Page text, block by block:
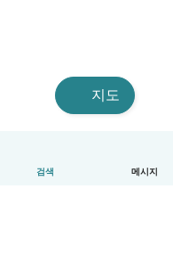
검색 메시지
지도